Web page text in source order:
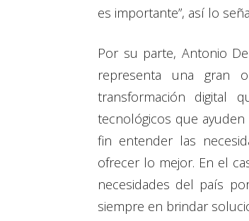
es importante”, así lo
Por su parte, Antonio
representa una gran
transformación digital
tecnológicos que
fin entender las
ofrecer lo mejor. En el
necesidades del país
siempre en brindar